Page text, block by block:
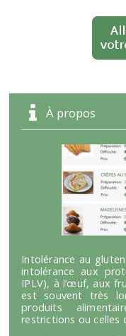
À propos
Intolérance au
intolérance aux
IPLV), à l’œuf, aux
est souvent très
produits
restrictions ou celles